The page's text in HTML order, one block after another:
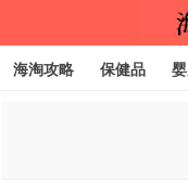
海淘攻略 保健品